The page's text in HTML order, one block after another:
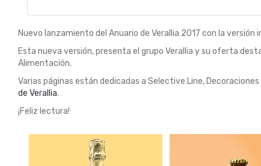
Nuevo lanzamiento del Anuario de Verallia 2017 con la versión
Esta nueva versión, presenta el grupo Verallia y su oferta
Alimentación.
Varias páginas están dedicadas a Selective Line,
de Verallia.
¡Feliz lectura!